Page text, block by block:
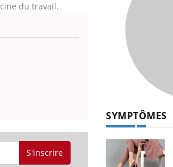
du travail.
S'inscrire
SYMPTÔMES